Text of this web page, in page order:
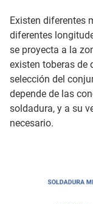
Existen diferentes
diferentes
se proyecta a la
existen toberas de
selección del
depende de las
soldadura, y a su
necesario.